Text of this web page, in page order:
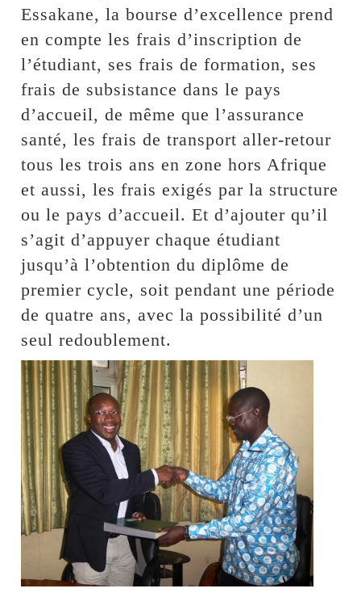
Essakane, la bourse d’excellence prend
en compte les frais d’inscription de
l’étudiant, ses frais de formation, ses
frais de subsistance dans le pays
d’accueil, de même que l’assurance
santé, les frais de transport aller-retour
tous les trois ans en zone hors Afrique
et aussi, les frais exigés par la structure
ou le pays d’accueil. Et d’ajouter qu’il
s’agit d’appuyer chaque étudiant
jusqu’à l’obtention du diplôme de
premier cycle, soit pendant une période
de quatre ans, avec la possibilité d’un
seul redoublement.